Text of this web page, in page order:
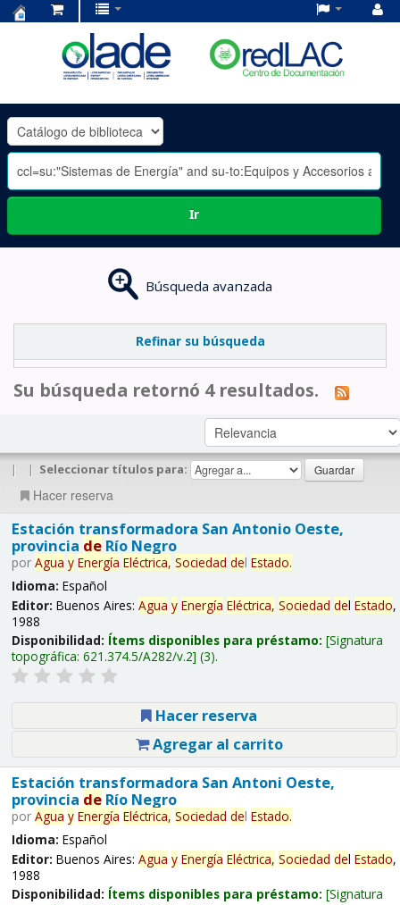
OLADE
-
Ir
Búsqueda avanzada
Refinar su búsqueda
Su búsqueda retornó 4 resultados.
| | Seleccionar títulos para:
Hacer reserva
Estación transformadora San Antonio Oeste,
provincia deRío Negro
por Agua y Energía Eléctrica, Sociedad del Estado.
Idioma: Español
Editor: Buenos Aires: Agua y Energía Eléctrica, Sociedad del Estado,
1988
Disponibilidad: Ítems disponibles para préstamo: Signatura
topográfica: 621.374.5/A282/v.2 (3).
Hacer reserva
Agregar al carrito
Estación transformadora San Antoni Oeste,
provincia deRío Negro
por Agua y Energía Eléctrica, Sociedad del Estado.
Idioma: Español
Editor: Buenos Aires: Agua y Energía Eléctrica, Sociedad del Estado,
1988
Disponibilidad: Ítems disponibles para préstamo: Signatura